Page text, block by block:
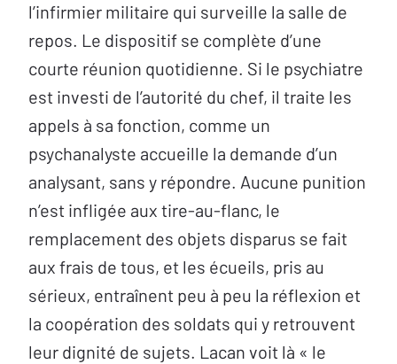
l’infirmier militaire qui surveille la salle de
repos. Le dispositif se complète d’une
courte réunion quotidienne. Si le psychiatre
est investi de l’autorité du chef, il traite les
appels à sa fonction, comme un
psychanalyste accueille la demande d’un
analysant, sans y répondre. Aucune punition
n’est infligée aux tire-au-flanc, le
remplacement des objets disparus se fait
aux frais de tous, et les écueils, pris au
sérieux, entraînent peu à peu la réflexion et
la coopération des soldats qui y retrouvent
leur dignité de sujets. Lacan voit là « le